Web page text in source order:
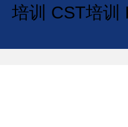
培训 CST培训